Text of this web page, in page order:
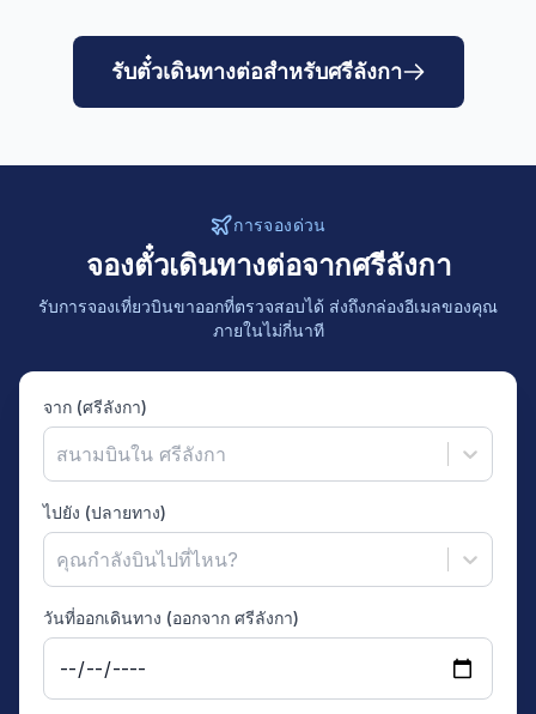
รับตั๋วเดินทางต่อสำหรับศรีลังกา
การจองด่วน
จองตั๋วเดินทางต่อจากศรีลังกา
รับการจองเที่ยวบินขาออกที่ตรวจสอบได้ ส่งถึงกล่องอีเมลของคุณ
ภายในไม่กี่นาที
จาก (ศรีลังกา)
สนามบินใน ศรีลังกา
ไปยัง (ปลายทาง)
คุณกำลังบินไปที่ไหน?
วันที่ออกเดินทาง (ออกจาก ศรีลังกา)